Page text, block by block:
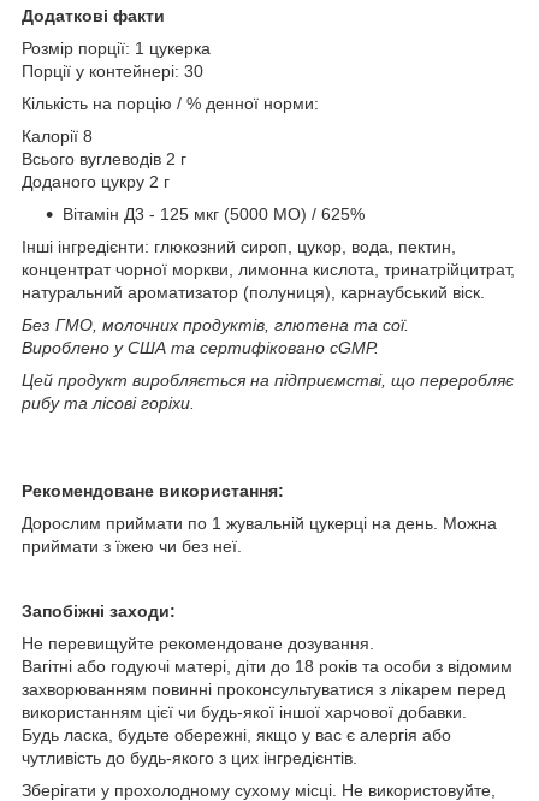
Додаткові факти
Розмір порції: 1 цукерка
Порції у контейнері: 30
Кількість на порцію / % денної норми:
Калорії 8
Всього вуглеводів 2 г
Доданого цукру 2 г
Вітамін Д3 - 125 мкг (5000 МО) / 625%
Інші інгредієнти: глюкозний сироп, цукор, вода, пектин,
концентрат чорної моркви, лимонна кислота, тринатрійцитрат,
натуральний ароматизатор (полуниця), карнаубський віск.
Без ГМО, молочних продуктів, глютена та сої.
Вироблено у США та сертифіковано cGMP.
Цей продукт виробляється на підприємстві, що переробляє
рибу та лісові горіхи.
Рекомендоване використання:
Дорослим приймати по 1 жувальній цукерці на день. Можна
приймати з їжею чи без неї.
Запобіжні заходи:
Не перевищуйте рекомендоване дозування.
Вагітні або годуючі матері, діти до 18 років та особи з відомим
захворюванням повинні проконсультуватися з лікарем перед
використанням цієї чи будь-якої іншої харчової добавки.
Будь ласка, будьте обережні, якщо у вас є алергія або
чутливість до будь-якого з цих інгредієнтів.
Зберігати у прохолодному сухому місці. Не використовуйте,